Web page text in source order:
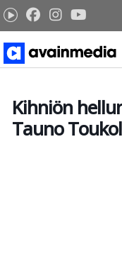
Siirry
sisältöön
Kihniön
Tauno